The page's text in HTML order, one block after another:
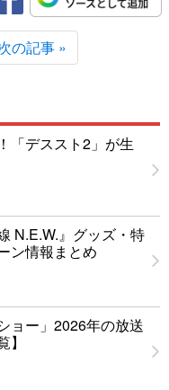
の記事 »
「デススト2」が生
N.E.W.』グッズ・特
ン情報まとめ
ョー」2026年の放送